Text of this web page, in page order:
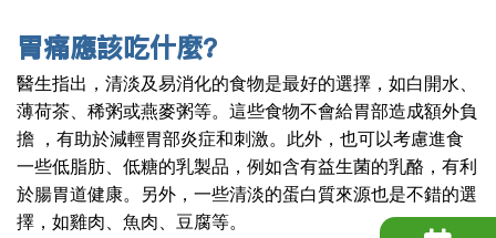
胃痛應該吃什麼?
醫生指出，清淡及易消化的食物是最好的選擇，如白開水、
薄荷茶、稀粥或燕麥粥等。這些食物不會給胃部造成額外負
擔 ，有助於減輕胃部炎症和刺激。此外，也可以考慮進食
一些低脂肪、低糖的乳製品，例如含有益生菌的乳酪，有利
於腸胃道健康。另外，一些清淡的蛋白質來源也是不錯的選
擇，如雞肉、魚肉、豆腐等。